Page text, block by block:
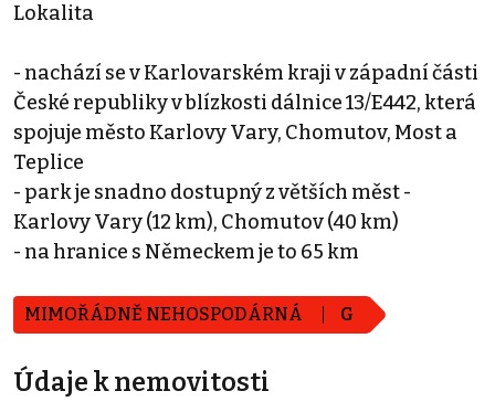
Lokalita
- nachází se v Karlovarském kraji v západní části
České republiky v blízkosti dálnice 13/E442, která
spojuje město Karlovy Vary, Chomutov, Most a
Teplice
- park je snadno dostupný z větších měst -
Karlovy Vary (12 km), Chomutov (40 km)
- na hranice s Německem je to 65 km
MIMOŘÁDNĚ NEHOSPODÁRNÁ G
Údaje k nemovitosti